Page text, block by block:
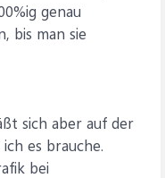
genau
bis man sie
sich aber auf der
es brauche.
bei